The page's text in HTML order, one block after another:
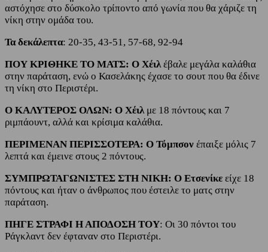
αστόχησε στο δύσκολο τρίποντο από γωνία που θα χάριζε τη
νίκη στην ομάδα του.
Τα δεκάλεπτα: 20-35, 43-51, 57-68, 92-94
ΠΟΥ ΚΡΙΘΗΚΕ ΤΟ ΜΑΤΣ: Ο Χέιλέβαλε μεγάλα καλάθια
στην παράταση, ενώ ο Κασελάκης έχασε το σουτ που θα έδινε
τη νίκη στο Περιστέρι.
Ο ΚΑΛΥΤΕΡΟΣ ΟΛΩΝ: Ο Χέιλμε 18 πόντους και 7
ριμπάουντ, αλλά και κρίσιμα καλάθια.
ΠΕΡΙΜΕΝΑΝ ΠΕΡΙΣΣΟΤΕΡΑ: Ο Τόμπσον έπαιξε μόλις 7
λεπτά και έμεινε στους 2 πόντους.
ΣΥΜΠΡΩΤΑΓΩΝΙΣΤΕΣ ΣΤΗ ΝΙΚΗ: Ο Ετσενίκε είχε 18
πόντους και ήταν ο άνθρωπος που έστειλε το ματς στην
παράταση.
ΠΗΓΕ ΣΤΡΑΦΙ Η ΑΠΟΔΟΣΗ ΤΟΥ: Οι 30 πόντοι του
Ράγκλαντ δεν έφταναν στο Περιστέρι.